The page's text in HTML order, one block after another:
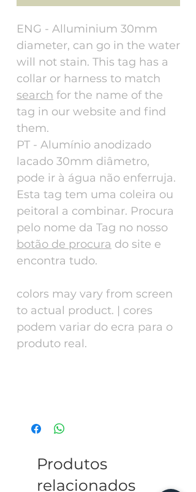
ENG - Alluminium 30mm
diameter, can go in the water
will not stain. This tag has a
collar or harness to match
search for the name of the
tag in our website and find
them.
PT - Alumínio anodizado
lacado 30mm diâmetro,
pode ir à água não enferruja.
Esta tag tem uma coleira ou
peitoral a combinar. Procura
pelo nome da Tag no nosso
botão de procura do site e
encontra tudo.
colors may vary from screen
to actual product. | cores
podem variar do ecra para o
produto real.
go in the water will not stain. This tag
has a collar or harness to match search
and find them.
PT - Alumínio anodizado lacado 30mm
Produtos
relacionados